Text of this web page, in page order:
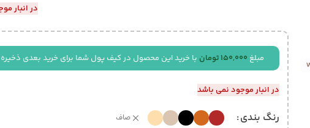
در انبار
مبلغ 150,000 تومان با خرید این محصول در کیف پول شما برای خرید بعدی
در انبار موجود نمی باشد
رنگ بندی صاف